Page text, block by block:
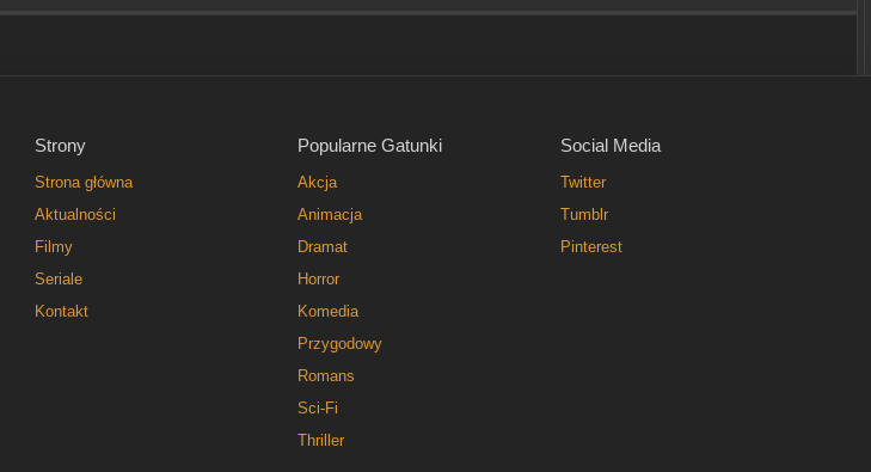
Strony
Strona główna
Aktualności
Filmy
Seriale
Kontakt
Popularne Gatunki
Akcja
Animacja
Dramat
Horror
Komedia
Przygodowy
Romans
Sci-Fi
Thriller
Social Media
Twitter
Tumblr
Pinterest